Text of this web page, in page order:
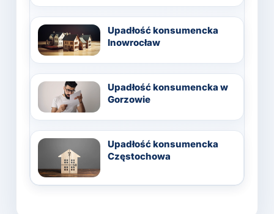
Upadłość konsumencka
Inowrocław
Upadłość konsumencka w
Gorzowie
Upadłość konsumencka
Częstochowa